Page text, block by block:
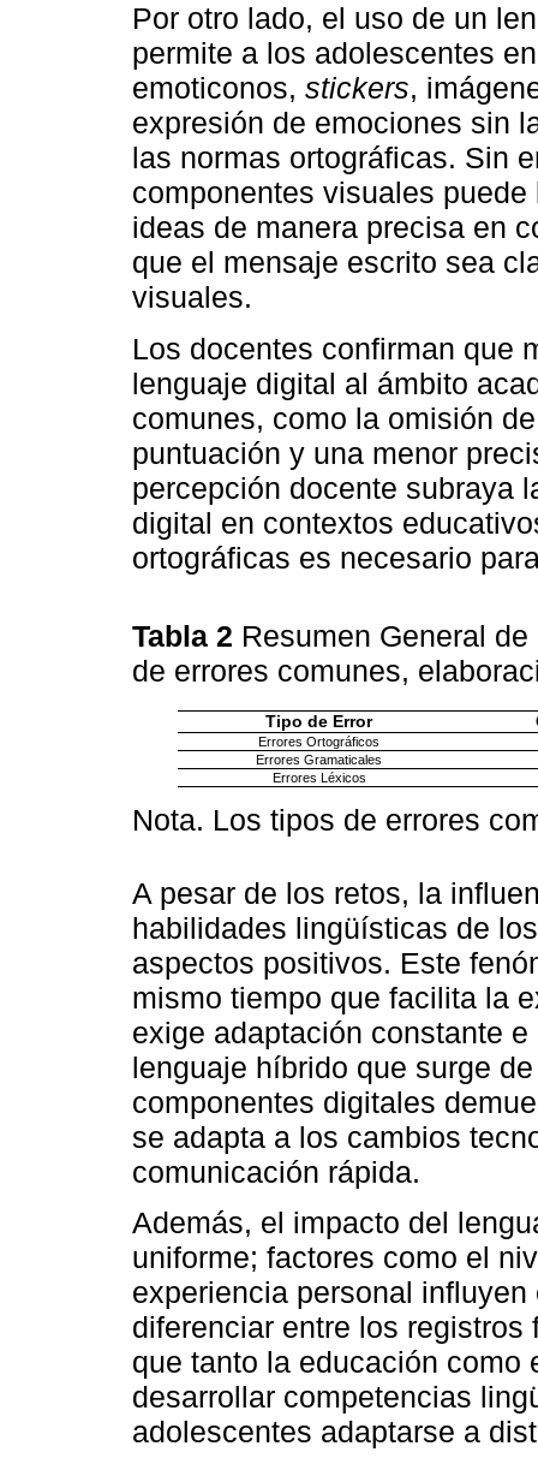
Por otro lado, el uso de un
permite a los adolescentes
emoticonos, stickers,
expresión de emociones sin
las normas ortográficas. Sin
componentes visuales
ideas de manera precisa en
que el mensaje escrito sea
visuales.
Los docentes confirman que
lenguaje digital al ámbito
comunes, como la omisión
puntuación y una menor
percepción docente subraya
digital en contextos
ortográficas es necesario
Tabla 2 Resumen General
de errores comunes,
Tipo de Error
Errores Ortográficos
Errores Gramaticales
Errores Léxicos
Nota. Los tipos de errores
A pesar de los retos, la
habilidades lingüísticas de
aspectos positivos. Este
mismo tiempo que facilita la
exige adaptación constante
lenguaje híbrido que surge
componentes digitales
se adapta a los cambios
comunicación rápida.
Además, el impacto del
uniforme; factores como el
experiencia personal
diferenciar entre los
que tanto la educación
desarrollar competencias
adolescentes adaptarse a